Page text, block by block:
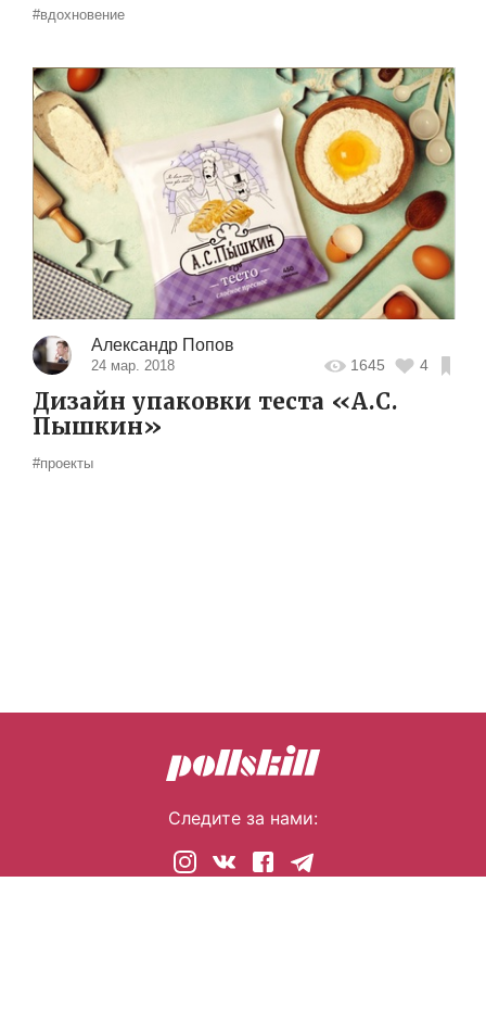
#вдохновение
Александр Попов
24 мар. 2018 1645 4
Дизайн упаковки теста «А.С.
Пышкин»
#проекты
Следите за нами: